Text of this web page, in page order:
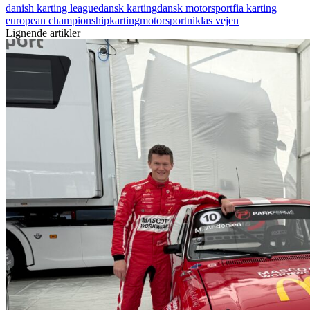
danish karting leaguedansk kartingdansk motorsportfia karting
european championshipkartingmotorsportniklas vejen
Lignende artikler